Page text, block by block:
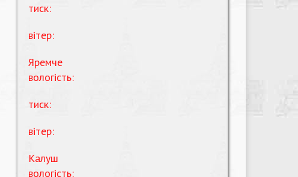
тиск:
вітер:
Яремче
вологість:
тиск:
вітер:
Калуш
вологість: